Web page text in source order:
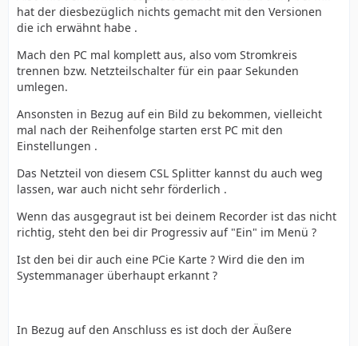
hat der diesbezüglich nichts gemacht mit den Versionen
die ich erwähnt habe .
Mach den PC mal komplett aus, also vom Stromkreis
trennen bzw. Netzteilschalter für ein paar Sekunden
umlegen.
Ansonsten in Bezug auf ein Bild zu bekommen, vielleicht
mal nach der Reihenfolge starten erst PC mit den
Einstellungen .
Das Netzteil von diesem CSL Splitter kannst du auch weg
lassen, war auch nicht sehr förderlich .
Wenn das ausgegraut ist bei deinem Recorder ist das nicht
richtig, steht den bei dir Progressiv auf "Ein" im Menü ?
Ist den bei dir auch eine PCie Karte ? Wird die den im
Systemmanager überhaupt erkannt ?
In Bezug auf den Anschluss es ist doch der Äußere